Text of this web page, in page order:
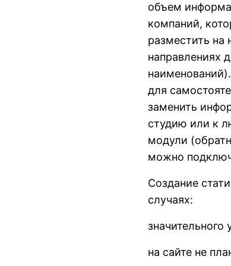
объем
компаний,
разместить
направлениях
для
заменить
студию или к
модули
можно
Создание
случаях:
на сайте не